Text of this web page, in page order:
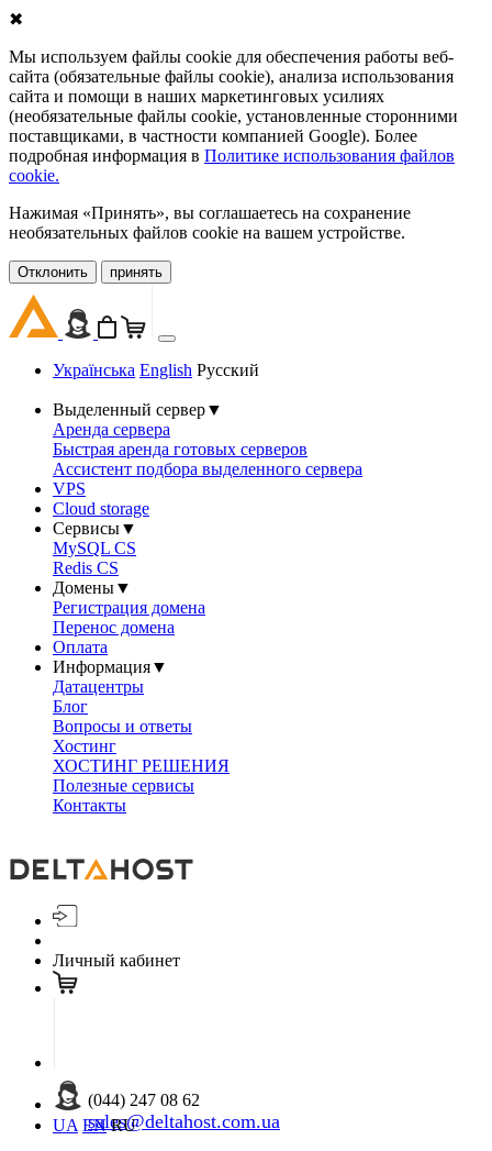
✖
Мы используем файлы cookie для обеспечения работы веб-
сайта (обязательные файлы cookie), анализа использования
сайта и помощи в наших маркетинговых усилиях
(необязательные файлы cookie, установленные сторонними
поставщиками, в частности компанией Google). Более
подробная информация в Политике использования файлов
cookie.
Нажимая «Принять», вы соглашаетесь на сохранение
необязательных файлов cookie на вашем устройстве.
Oтклонить принять
Українська English Русский
Выделенный сервер▼
Аренда сервера
Быстрая аренда готовых серверов
Ассистент подбора выделенного сервера
VPS
Cloud storage
Сервисы▼
MySQL CS
Redis CS
Домены▼
Регистрация домена
Перенос домена
Оплата
Информация▼
Датацентры
Блог
Вопросы и ответы
Хостинг
ХОСТИНГ РЕШЕНИЯ
Полезные сервисы
Контакты
Личный кабинет
(044) 247 08 62
sales@deltahost.com.ua
UA EN RU